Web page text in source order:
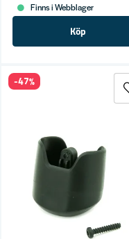
Finns i Webblager
Köp
-47%